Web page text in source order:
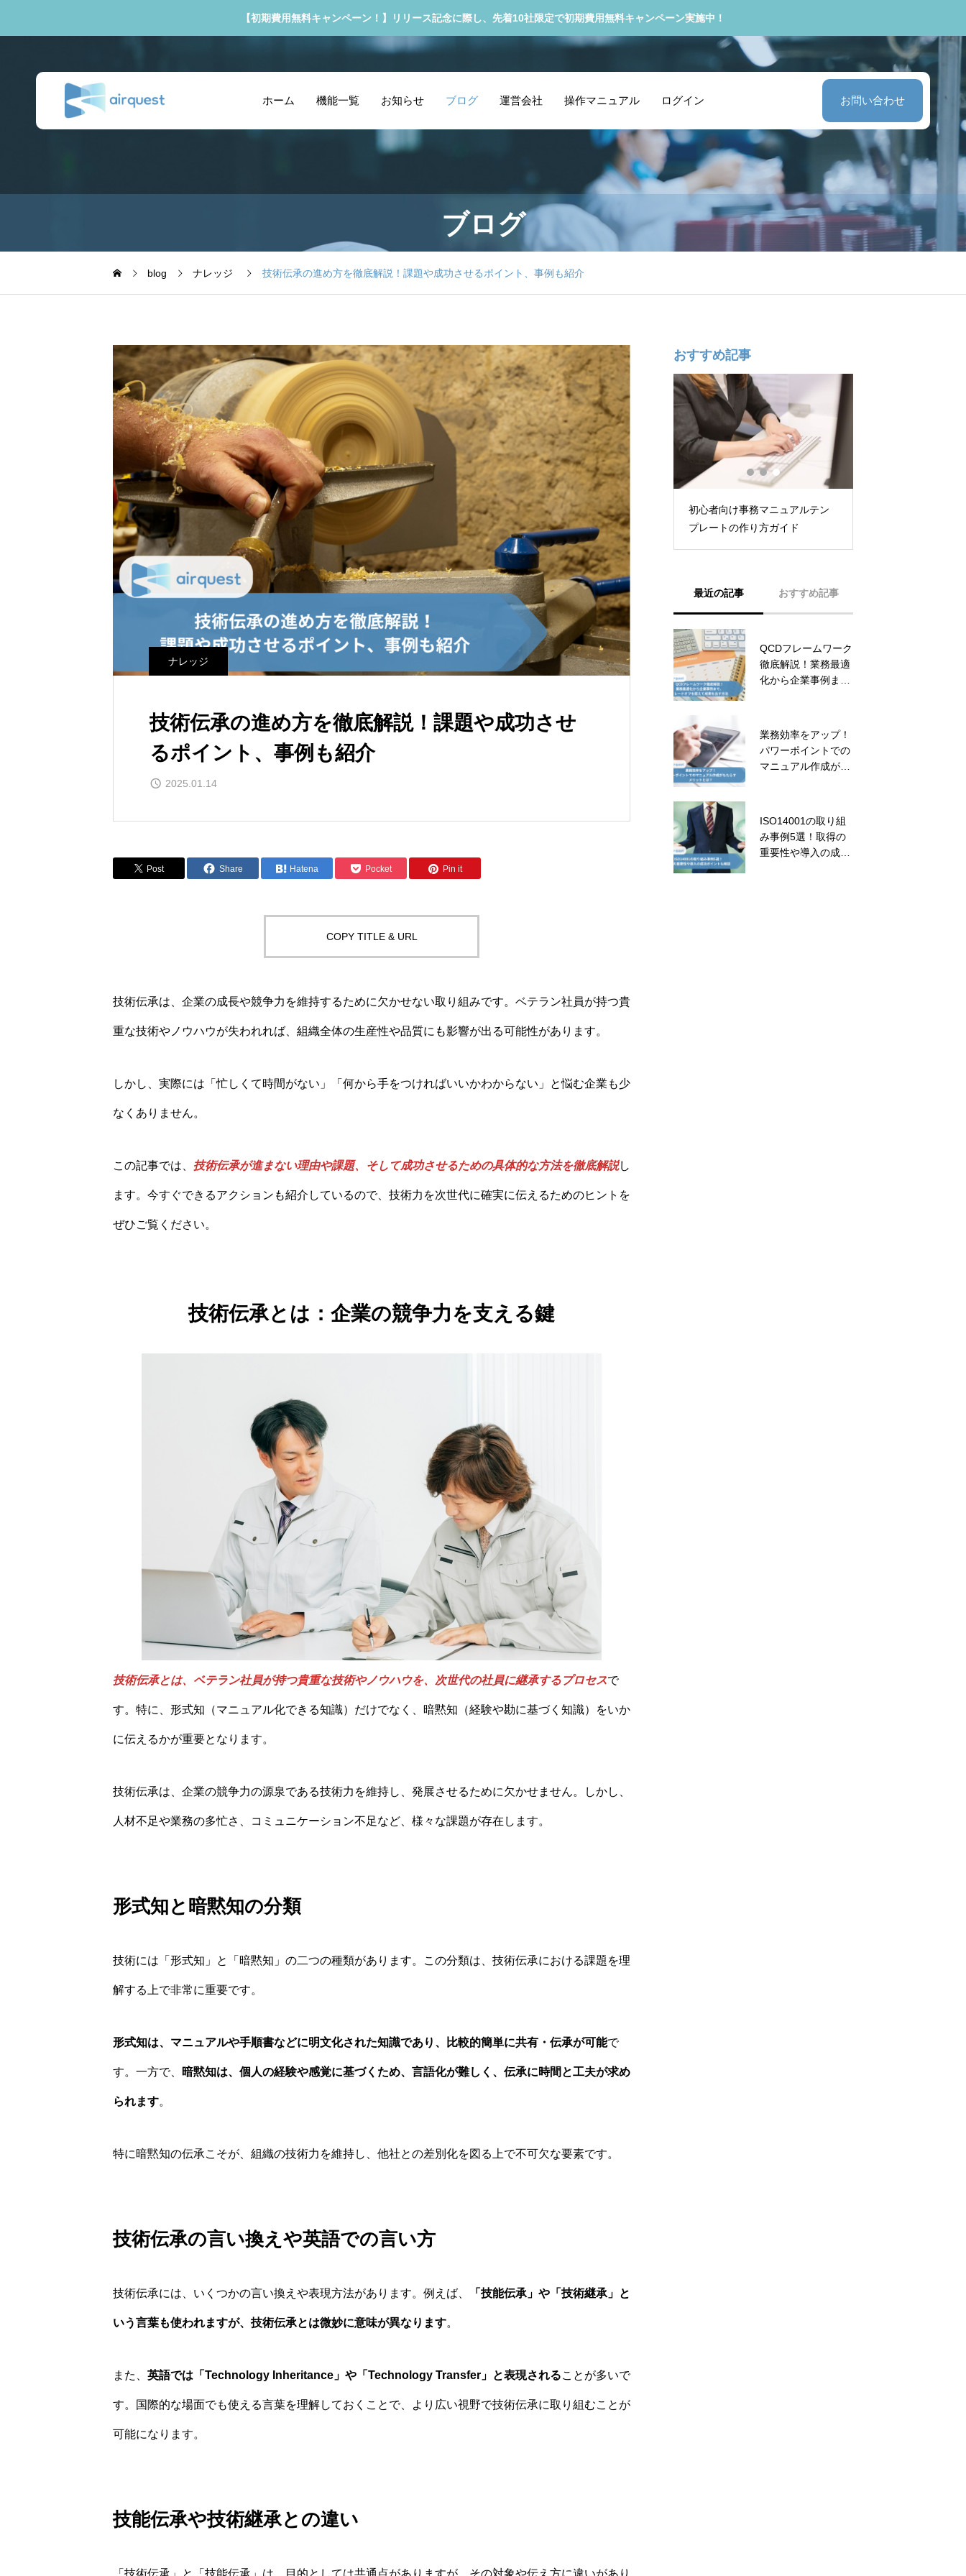
【初期費用無料キャンペーン！】リリース記念に際し、先着10社限定で初期費用無料キャンペーン実施中！
ホーム 機能一覧 お知らせ ブログ 運営会社 操作マニュアル ログイン お問い合わせ
ブログ
blog ナレッジ 技術伝承の進め方を徹底解説！課題や成功させるポイント、事例も紹介
ナレッジ
技術伝承の進め方を徹底解説！課題や成功させ
るポイント、事例も紹介
2025.01.14
Post Share Hatena Pocket Pin it
COPY TITLE & URL
技術伝承は、企業の成長や競争力を維持するために欠かせない取り組みです。ベテラン社員が持つ貴
重な技術やノウハウが失われれば、組織全体の生産性や品質にも影響が出る可能性があります。
しかし、実際には「忙しくて時間がない」「何から手をつければいいかわからない」と悩む企業も少
なくありません。
この記事では、 技術伝承が進まない理由や課題、そして成功させるための具体的な方法を徹底解説し
ます。今すぐできるアクションも紹介しているので、技術力を次世代に確実に伝えるためのヒントを
ぜひご覧ください。
技術伝承とは：企業の競争力を支える鍵
技術伝承とは、ベテラン社員が持つ貴重な技術やノウハウを、次世代の社員に継承するプロセスで
す。特に、形式知（マニュアル化できる知識）だけでなく、暗黙知（経験や勘に基づく知識）をいか
に伝えるかが重要となります。
技術伝承は、企業の競争力の源泉である技術力を維持し、発展させるために欠かせません。しかし、
人材不足や業務の多忙さ、コミュニケーション不足など、様々な課題が存在します。
形式知と暗黙知の分類
技術には「形式知」と「暗黙知」の二つの種類があります。この分類は、技術伝承における課題を理
解する上で非常に重要です。
形式知は、マニュアルや手順書などに明文化された知識であり、比較的簡単に共有・伝承が可能で
す。一方で、 暗黙知は、個人の経験や感覚に基づくため、言語化が難しく、伝承に時間と工夫が求め
られます。
特に暗黙知の伝承こそが、組織の技術力を維持し、他社との差別化を図る上で不可欠な要素です。
技術伝承の言い換えや英語での言い方
技術伝承には、いくつかの言い換えや表現方法があります。例えば、 「技能伝承」や「技術継承」と
いう言葉も使われますが、技術伝承とは微妙に意味が異なります。
また、 英語では「Technology Inheritance」や「Technology Transfer」と表現されることが多いで
す。国際的な場面でも使える言葉を理解しておくことで、より広い視野で技術伝承に取り組むことが
可能になります。
技能伝承や技術継承との違い
「技術伝承」と「技能伝承」は、目的としては共通点がありますが、その対象や伝え方に違いがあり
おすすめ記事
働きがいのある職場とは？正し
い考え方に基づく職場づくりの
方法や得られるメリットなどを
解説
早期離職とは？主な理由や対策
方法、実際の離職率を解説
初心者向け事務マニュアルテン
プレートの作り方ガイド
最近の記事 おすすめ記事
QCDフレームワーク
徹底解説！業務最適
化から企業事例ま
法
業務効率をアップ！
パワーポイントでの
マニュアル作成がも
ISO14001の取り組
み事例5選！取得の
重要性や導入の成功
リーダーシップが
鍵！従業員エンゲー
ジメントを高めるリ
経費削減のための効
果的なアイデア！企
業が取り入れるため
人時生産性を上げる
には？低下させる要
因と向上させる施策